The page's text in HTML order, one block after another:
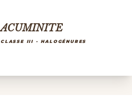
ACUMINITE
CLASSE III - HALOGÉNURES